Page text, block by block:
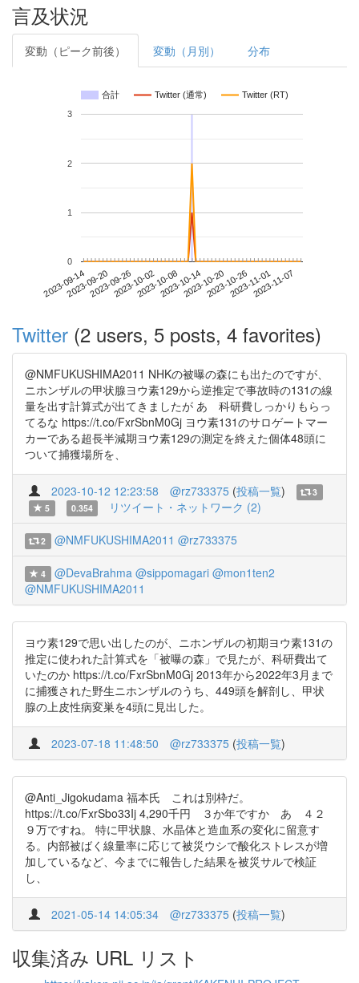
言及状況
変動（ピーク前後） 変動（月別） 分布
合計 Twitter (通常) Twitter (RT)
2023-09-142023-09-202023-09-262023-10-022023-10-082023-10-142023-10-202023-10-262023-11-012023-11-07
0
1
2
3
Twitter (2 users, 5 posts, 4 favorites)
@NMFUKUSHIMA2011 NHKの被曝の森にも出たのですが、
ニホンザルの甲状腺ヨウ素129から逆推定で事故時の131の線
量を出す計算式が出てきましたが あ 科研費しっかりもらっ
てるな https://t.co/FxrSbnM0Gj ヨウ素131のサロゲートマー
カーである超長半減期ヨウ素129の測定を終えた個体48頭に
ついて捕獲場所を、
2023-10-12 12:23:58 @rz733375 (投稿一覧)
3
5
0.354 リツイート・ネットワーク (2)
2 @NMFUKUSHIMA2011 @rz733375
4 @DevaBrahma @sippomagari @mon1ten2
@NMFUKUSHIMA2011
ヨウ素129で思い出したのが、ニホンザルの初期ヨウ素131の
推定に使われた計算式を「被曝の森」で見たが、科研費出て
いたのか https://t.co/FxrSbnM0Gj 2013年から2022年3月まで
に捕獲された野生ニホンザルのうち、449頭を解剖し、甲状
腺の上皮性病変巣を4頭に見出した。
2023-07-18 11:48:50 @rz733375 (投稿一覧)
@Anti_Jigokudama 福本氏 これは別枠だ。
https://t.co/FxrSbo33Ij 4,290千円 ３か年ですか あ ４２
９万ですね。 特に甲状腺、水晶体と造血系の変化に留意す
る。内部被ばく線量率に応じて被災ウシで酸化ストレスが増
加しているなど、今までに報告した結果を被災サルで検証
し、
2021-05-14 14:05:34 @rz733375 (投稿一覧)
収集済み URL リスト